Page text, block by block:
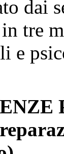
dai
tre
e